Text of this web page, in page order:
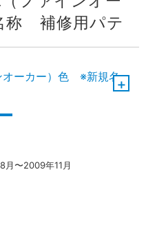
称 補修用パテ
月〜2009年11月